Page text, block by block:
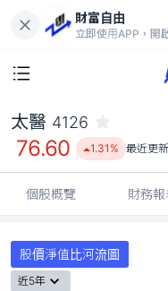
財富自由
立即使用APP，開
太醫 4126
76.60 1.31% 最近更
個股概覽 財務報
股價淨值比河流圖
近5年